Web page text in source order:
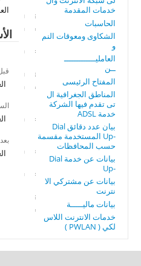
خدمات المقدمة
الحاسبات
الشكاوى ومعوقات النم
و
العامليـــــــــــــ
ــن
المفتاح الرئيسى
المناطق الجغرافية ال
تى تقدم فيها الشركة
خدمة ADSL
بيان عدد دقائق Dial
-Up المستخدمة مقسمة
حسب المحافظات
بيانات عن خدمة Dial
-Up
بيانات عن مشتركي الا
نترنت
بيانات ماليـــــة
خدمات الانترنت اللاس
لكي ( PWLAN )